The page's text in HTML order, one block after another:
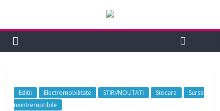
Editii Electromobilitate STIRI/NOUTATI Stocare
Surse
neintreruptibile